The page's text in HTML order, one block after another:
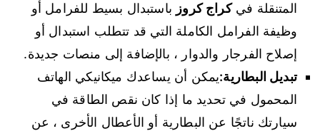
المتنقلة فيكراج كروز باستبدال بسيط للفرامل أو
وظيفة الفرامل الكاملة التي قد تتطلب استبدال أو
إصلاح الفرجار والدوار ، بالإضافة إلى منصات جديدة.
تبديل البطارية:يمكن أن يساعدك ميكانيكي الهاتف
المحمول في تحديد ما إذا كان نقص الطاقة في
سيارتك ناتجًا عن البطارية أو الأعطال الأخرى ، عن